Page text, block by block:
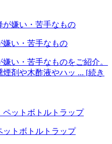
嫌い・苦手なもの
い・苦手なものをご紹介。
剤や木酢液やハッ ... [続き
ットボトルトラップ